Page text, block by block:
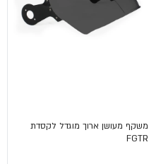
משקף מעושן ארוך מוגדל לקסדת
FGTR